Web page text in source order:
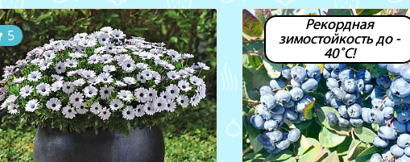
5
Рекордная
зимостойкость до -
40˚С!